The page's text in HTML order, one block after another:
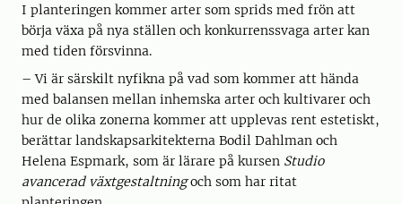
I planteringen kommer arter som sprids med frön att
börja växa på nya ställen och konkurrenssvaga arter kan
med tiden försvinna.
– Vi är särskilt nyfikna på vad som kommer att hända
med balansen mellan inhemska arter och kultivarer och
hur de olika zonerna kommer att upplevas rent estetiskt,
berättar landskapsarkitekterna Bodil Dahlman och
Helena Espmark, som är lärare på kursen Studio
avancerad växtgestaltningoch som har ritat